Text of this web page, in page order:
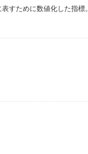
すために数値化した指標。